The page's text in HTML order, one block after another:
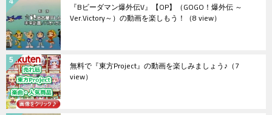
『Bビーダマン爆外伝V』【OP】（GOGO！爆外伝 ～
Ver.Victory～）の動画を楽しもう！ （8 view）
無料で『東方Project』の動画を楽しみましょう♪ （7
view）